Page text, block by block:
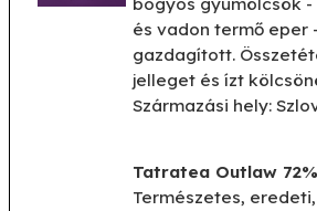
bogyós gyümölcsök
és vadon termő eper
gazdagított.
jelleget és ízt
Származási hely:
Tatratea Outlaw
Természetes,